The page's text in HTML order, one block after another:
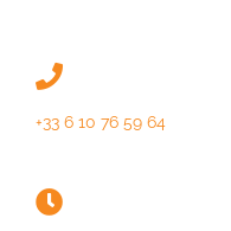
+33 6 10 76 59 64